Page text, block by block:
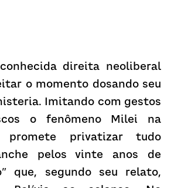
direita neoliberal
o momento dosando seu
Imitando com gestos
o fenômeno Milei na
promete privatizar tudo
pelos vinte anos de
que, segundo seu relato,